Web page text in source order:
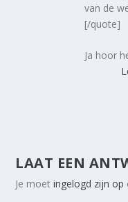
van de
[/quote]
Ja hoor
LAAT EEN
Je moetingelogd zijn op